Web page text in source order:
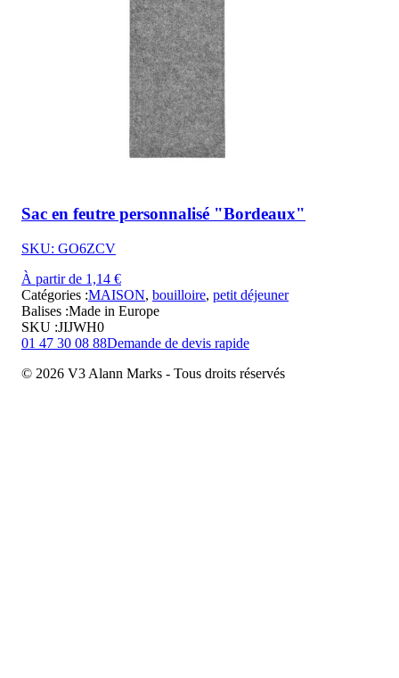
Sac en feutre personnalisé "Bordeaux"
SKU: GO6ZCV
À partir de 1,14 €
Catégories :MAISON, bouilloire, petit déjeuner
Balises :Made in Europe
SKU :JIJWH0
01 47 30 08 88Demande de devis rapide
© 2026 V3 Alann Marks - Tous droits réservés